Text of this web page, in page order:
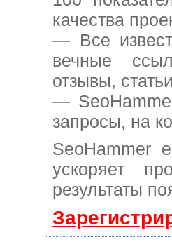
качества
— Все
вечные
отзывы,
—
запросы, на
SeoHammer
ускоряет
результаты